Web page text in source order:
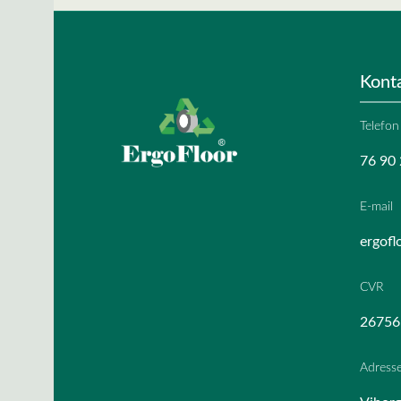
Telefon
76 90
E-mail
CVR